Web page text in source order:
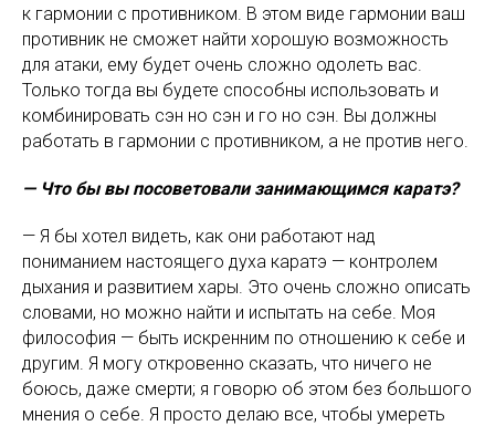
к гармонии с противником. В этом виде гармонии ваш
противник не сможет найти хорошую возможность
для атаки, ему будет очень сложно одолеть вас.
Только тогда вы будете способны использовать и
комбинировать сэн но сэн и го но сэн. Вы должны
работать в гармонии с противником, а не против него.
— Что бы вы посоветовали занимающимся каратэ?
— Я бы хотел видеть, как они работают над
пониманием настоящего духа каратэ — контролем
дыхания и развитием хары. Это очень сложно описать
словами, но можно найти и испытать на себе. Моя
философия — быть искренним по отношению к себе и
другим. Я могу откровенно сказать, что ничего не
боюсь, даже смерти; я говорю об этом без большого
мнения о себе. Я просто делаю все, чтобы умереть